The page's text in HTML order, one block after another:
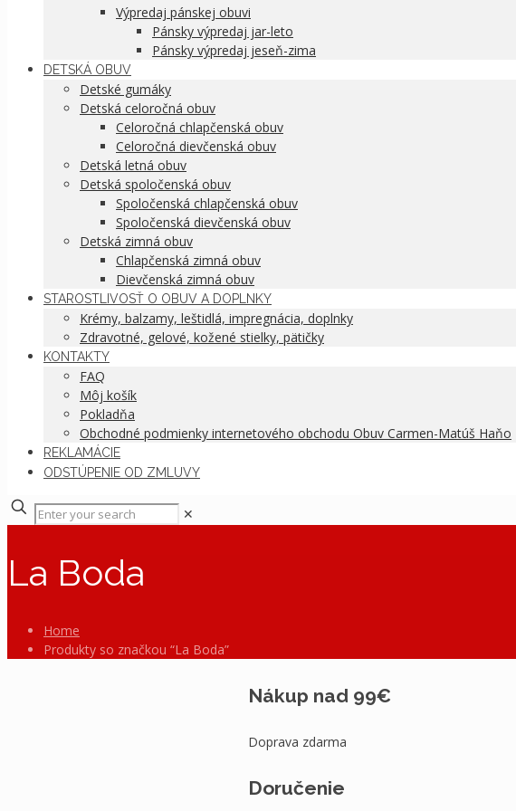
Výpredaj pánskej obuvi
Pánsky výpredaj jar-leto
Pánsky výpredaj jeseň-zima
DETSKÁ OBUV
Detské gumáky
Detská celoročná obuv
Celoročná chlapčenská obuv
Celoročná dievčenská obuv
Detská letná obuv
Detská spoločenská obuv
Spoločenská chlapčenská obuv
Spoločenská dievčenská obuv
Detská zimná obuv
Chlapčenská zimná obuv
Dievčenská zimná obuv
STAROSTLIVOSŤ O OBUV A DOPLNKY
Krémy, balzamy, leštidlá, impregnácia, doplnky
Zdravotné, gelové, kožené stielky, pätičky
KONTAKTY
FAQ
Môj košík
Pokladňa
Obchodné podmienky internetového obchodu Obuv Carmen-Matúš Haňo
REKLAMÁCIE
ODSTÚPENIE OD ZMLUVY
✕
La Boda
Home
Produkty so značkou “La Boda”
Nákup nad 99€
Doprava zdarma
Doručenie